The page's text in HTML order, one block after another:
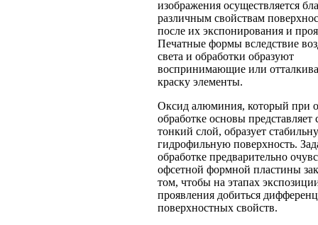
изображения осуществляется
различным свойствам
после их экспонирования и
Печатные формы вследствие
света и обработки образуют
воспринимающие или
краску элементы.
Оксид алюминия, который при
обработке основы представляет
тонкий слой, образует
гидрофильную поверхность.
обработке предварительно
офсетной формной пластины
том, чтобы на этапах
проявления добиться
поверхностных свойств.